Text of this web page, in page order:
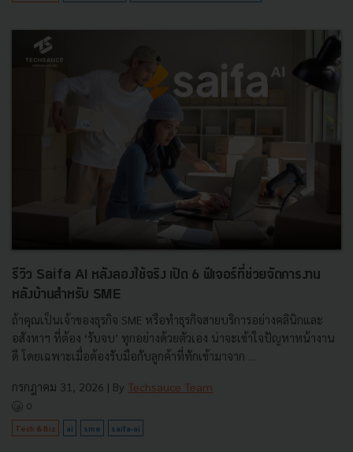
รีวิว Saifa AI หลังลองใช้จริง เปิด 6 ฟีเจอร์ที่ช่วยจัดการงาน
หลังบ้านสำหรับ SME
ถ้าคุณเป็นเจ้าของธุรกิจ SME หรือทำธุรกิจสายบริการอย่างคลินิกและ
อสังหาฯ ที่ต้อง ‘รับจบ’ ทุกอย่างด้วยตัวเอง น่าจะเข้าใจปัญหาหน้างาน
ดี โดยเฉพาะเมื่อต้องรับมือกับลูกค้าที่ทักเข้ามาจาก ...
กรกฎาคม 31, 2026 | By Techsauce Team
0
Tech & Biz ai sme saifa-ai